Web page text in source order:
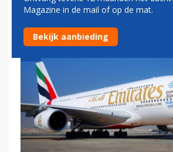
AMERIKAANS
Magazine in de mail of op de mat.
Bekijk aanbieding